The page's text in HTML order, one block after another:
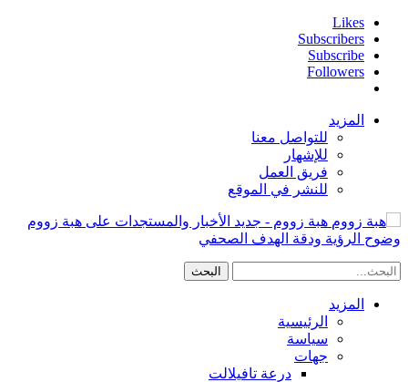
Likes
Subscribers
Subscribe
Followers
المزيد
للتواصل معنا
للإشهار
فريق العمل
للنشر في الموقع
هبة زووم - جديد الأخبار والمستجدات على هبة زووم
وضوح الرؤية ودقة الهدف الصحفي
المزيد
الرئيسية
سياسة
جهات
درعة تافيلالت